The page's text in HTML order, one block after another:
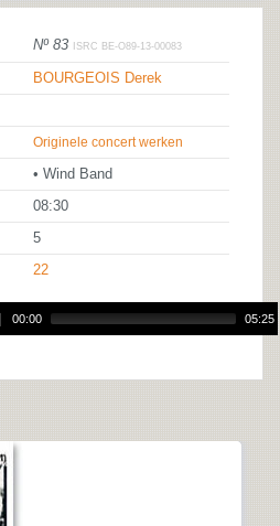
Nº 83 ISRC BE-O89-13-00083
BOURGEOIS Derek
Originele concert werken
• Wind Band
08:30
5
22
00:00 05:25